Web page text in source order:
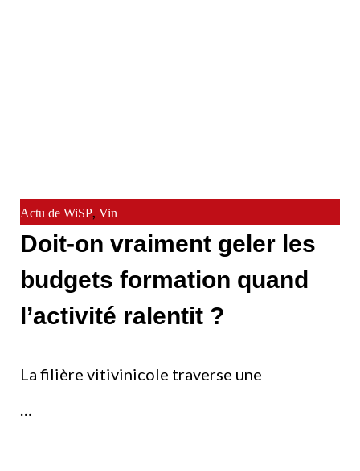
Actu de WiSP, Vin
Doit-on vraiment geler les
budgets formation quand
l’activité ralentit ?
La filière vitivinicole traverse une
…